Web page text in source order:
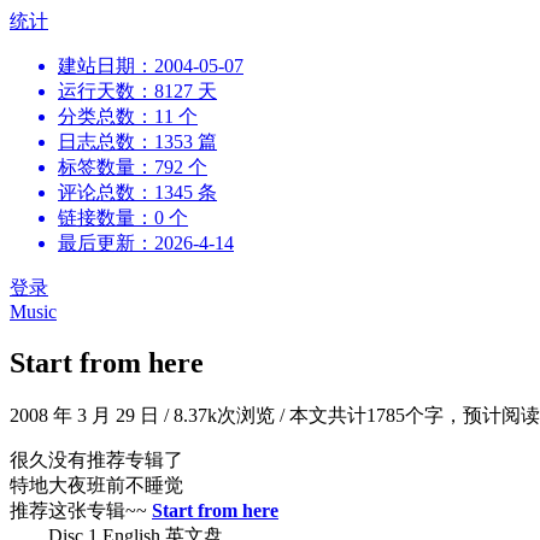
跳
统计
建站日期：2004-05-07
运行天数：8127 天
分类总数：11 个
日志总数：1353 篇
标签数量：792 个
评论总数：1345 条
链接数量：0 个
最后更新：2026-4-14
登录
Music
Start from here
2008 年 3 月 29 日 /8.37k次浏览 /本文共计1785个字，预计阅读
很久没有推荐专辑了
特地大夜班前不睡觉
推荐这张专辑~~ Start from here
Disc 1 English 英文盘